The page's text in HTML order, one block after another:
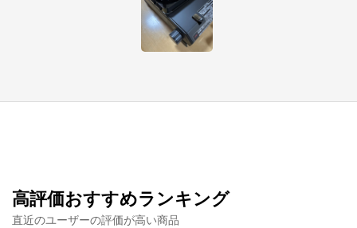
高評価おすすめランキング
直近のユーザーの評価が高い商品
イワタニアイコレクト